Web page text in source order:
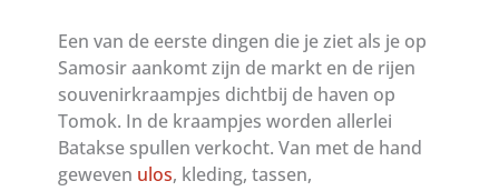
Een van de eerste dingen die je ziet als je op
Samosir aankomt zijn de markt en de rijen
souvenirkraampjes dichtbij de haven op
Tomok. In de kraampjes worden allerlei
Batakse spullen verkocht. Van met de hand
geweven ulos, kleding, tassen,